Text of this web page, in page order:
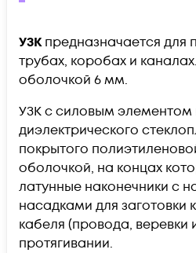
УЗКпредназначается для
трубах, коробах и
оболочкой 6 мм.
УЗК с силовым элементом
диэлектрического
покрытого
оболочкой, на концах
латунные наконечники с
насадками для заготовки
кабеля (провода, веревки
протягивании.